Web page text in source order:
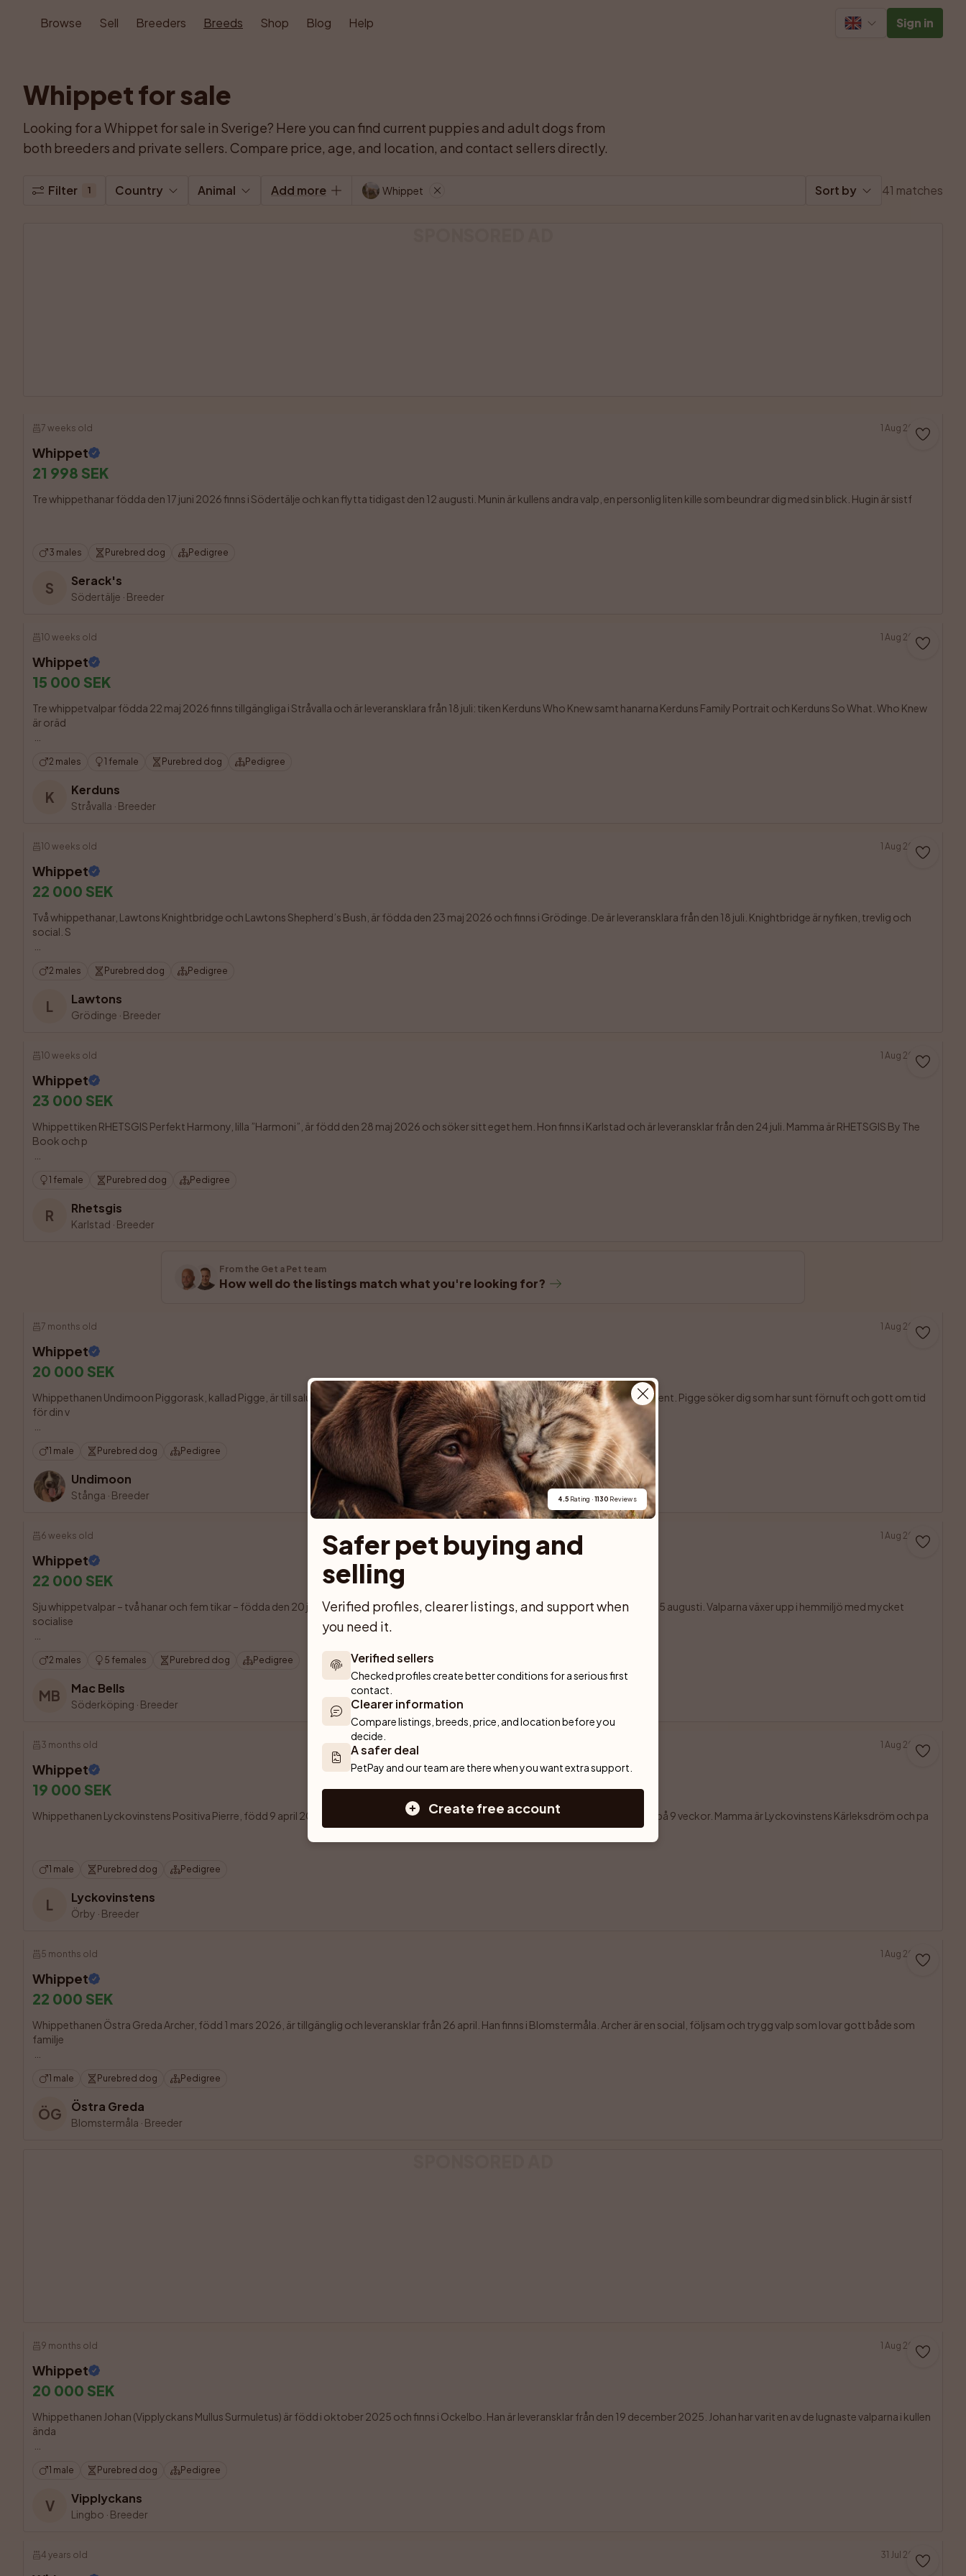
Browse Sell Breeders Breeds Shop Blog Help Sign in
Whippet for sale
Looking for a Whippet for sale in Sverige? Here you can find current puppies and adult dogs from
both breeders and private sellers. Compare price, age, and location, and contact sellers directly.
Filter 1 Country Animal Add more Whippet Sort by 41 matches
7 weeks old 1 Aug 2026
Whippet
21 998 SEK
Tre whippethanar födda den 17 juni 2026 finns i Södertälje och kan flytta tidigast den 12 augusti. Munin är kullens andra valp, en personlig liten kille som beundrar dig med sin blick. Hugin är sistf
3 males Purebred dog Pedigree
S Serack's
Södertälje · Breeder
10 weeks old 1 Aug 2026
Whippet
15 000 SEK
Tre whippetvalpar födda 22 maj 2026 finns tillgängliga i Stråvalla och är leveransklara från 18 juli: tiken Kerduns Who Knew samt hanarna Kerduns Family Portrait och Kerduns So What. Who Knew
är oräd
2 males 1 female Purebred dog Pedigree
K Kerduns
Stråvalla · Breeder
10 weeks old 1 Aug 2026
Whippet
22 000 SEK
Två whippethanar, Lawtons Knightbridge och Lawtons Shepherd’s Bush, är födda den 23 maj 2026 och finns i Grödinge. De är leveransklara från den 18 juli. Knightbridge är nyfiken, trevlig och
social. S
2 males Purebred dog Pedigree
L Lawtons
Grödinge · Breeder
10 weeks old 1 Aug 2026
Whippet
23 000 SEK
Whippettiken RHETSGIS Perfekt Harmony, lilla ”Harmoni”, är född den 28 maj 2026 och söker sitt eget hem. Hon finns i Karlstad och är leveransklar från den 24 juli. Mamma är RHETSGIS By The
Book och p
1 female Purebred dog Pedigree
R Rhetsgis
Karlstad · Breeder
From the Get a Pet team
How well do the listings match what you're looking for?
7 months old 1 Aug 2026
Whippet
20 000 SEK
Whippethanen Undimoon Piggorask, kallad Pigge, är till salu i Stånga. Han är född den 25 december 2025 och har ett ljuvligt temperament. Pigge söker dig som har sunt förnuft och gott om tid
för din v
1 male Purebred dog Pedigree
Undimoon
Stånga · Breeder
6 weeks old 1 Aug 2026
Whippet
22 000 SEK
Sju whippetvalpar – två hanar och fem tikar – födda den 20 juni 2026 i Söderköping. Samtliga är tillgängliga och kan flytta tidigast den 15 augusti. Valparna växer upp i hemmiljö med mycket
socialise
2 males 5 females Purebred dog Pedigree
MB Mac Bells
Söderköping · Breeder
3 months old 1 Aug 2026
Whippet
19 000 SEK
Whippethanen Lyckovinstens Positiva Pierre, född 9 april 2026, finns tillgänglig i Örby och är leveransklar från 17 juni. En trevlig liten kille på 9 veckor. Mamma är Lyckovinstens Kärleksdröm och pa
1 male Purebred dog Pedigree
L Lyckovinstens
Örby · Breeder
5 months old 1 Aug 2026
Whippet
22 000 SEK
Whippethanen Östra Greda Archer, född 1 mars 2026, är tillgänglig och leveransklar från 26 april. Han finns i Blomstermåla. Archer är en social, följsam och trygg valp som lovar gott både som
familje
1 male Purebred dog Pedigree
ÖG Östra Greda
Blomstermåla · Breeder
9 months old 1 Aug 2026
Whippet
20 000 SEK
Whippethanen Johan (Vipplyckans Mullus Surmuletus) är född i oktober 2025 och finns i Ockelbo. Han är leveransklar från den 19 december 2025. Johan har varit en av de lugnaste valparna i kullen
ända
1 male Purebred dog Pedigree
V Vipplyckans
Lingbo · Breeder
4 years old 31 Jul 2026
4.5 Rating · 1130 Reviews
Safer pet buying and
selling
Verified profiles, clearer listings, and support when
you need it.
Verified sellers
Checked profiles create better conditions for a serious first
contact.
Clearer information
Compare listings, breeds, price, and location before you
decide.
A safer deal
PetPay and our team are there when you want extra support.
Create free account